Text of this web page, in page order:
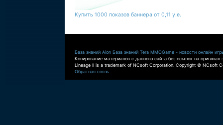
Купить 1000 показов баннера от 0,11 у.е.
База знаний Aion База знаний Tera MMOGame - новости онлайн
Копирование материалов с данного сайта без ссылок на оригинал
Lineage II is a trademark of NCsoft Corporation. Copyright © NCsoft
Обратная связь